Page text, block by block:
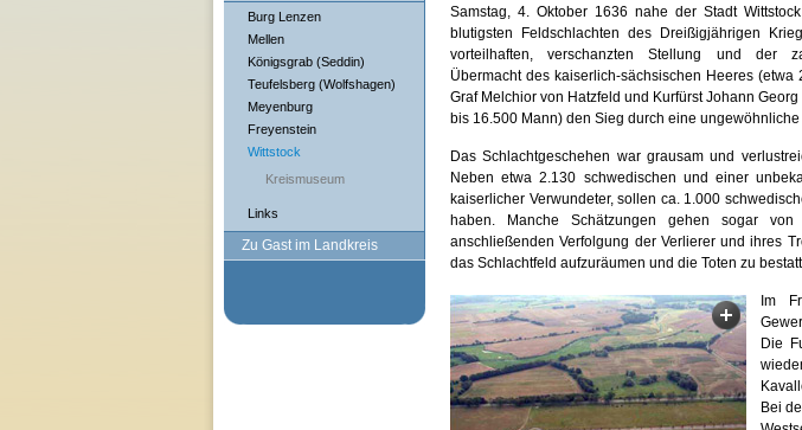
Burg Lenzen
Mellen
Königsgrab (Seddin)
Teufelsberg (Wolfshagen)
Meyenburg
Freyenstein
Wittstock
Kreismuseum
Links
Zu Gast im Landkreis
Samstag, 4. Oktober 1636 nahe der Stadt
blutigsten Feldschlachten des Dreißigjährigen
vorteilhaften, verschanzten Stellung und der
Übermacht des kaiserlich-sächsischen Heeres (etwa
Graf Melchior von Hatzfeld und Kurfürst Johann
bis 16.500 Mann) den Sieg durch eine
Das Schlachtgeschehen war grausam und
Neben etwa 2.130 schwedischen und einer
kaiserlicher Verwundeter, sollen ca. 1.000
haben. Manche Schätzungen gehen sogar
anschließenden Verfolgung der Verlierer und ihres
das Schlachtfeld aufzuräumen und die Toten zu
Im
Die
Bei